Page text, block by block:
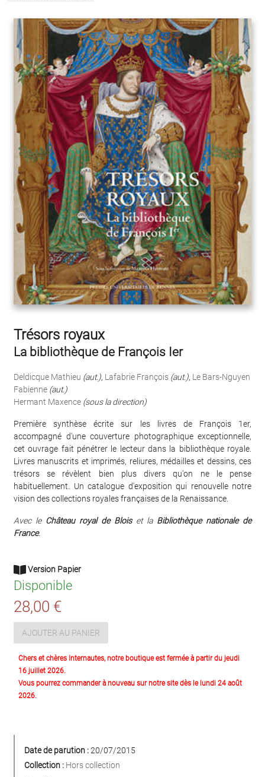
Trésors royaux
La bibliothèque de François Ier
Deldicque Mathieu (aut.), Lafabrie François (aut.), Le Bars-Nguyen
Fabienne (aut.)
Hermant Maxence (sous la direction)
Première synthèse écrite sur les livres de François 1er,
accompagné d'une couverture photographique exceptionnelle,
cet ouvrage fait pénétrer le lecteur dans la bibliothèque royale.
Livres manuscrits et imprimés, reliures, médailles et dessins, ces
trésors se révèlent bien plus divers qu'on ne le pense
habituellement. Un catalogue d'exposition qui renouvelle notre
vision des collections royales françaises de la Renaissance.
Avec le Château royal de Bloiset la Bibliothèque nationale de
France.
Version Papier
Disponible
28,00 €
AJOUTER AU PANIER
Chers et chères Internautes, notre boutique est fermée à partir du jeudi
16 juillet 2026.
Vous pourrez commander à nouveau sur notre site dès le lundi 24 août
2026.
Date de parution :20/07/2015
Collection : Hors collection